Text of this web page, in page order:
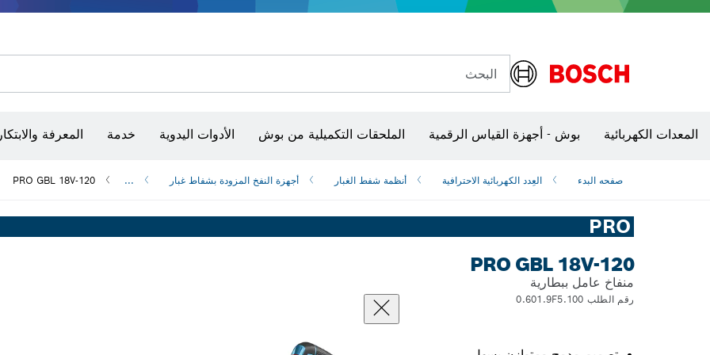
البحث
المعدات الكهربائية بوش - أجهزة القياس الرقمية الملحقات التكميلية من بوش الأدوات اليدوية خدمة المعرفة والابتكار
صفحه البدء العِدد الكهربائية الاحترافية أنظمة شفط الغبار أجهزة النفخ المزودة بشفاط غبار ...
PRO GBL 18V-120
PRO
PRO GBL 18V-120
منفاخ عامل ببطارية
رقم الطلب 0.601.9F5.100